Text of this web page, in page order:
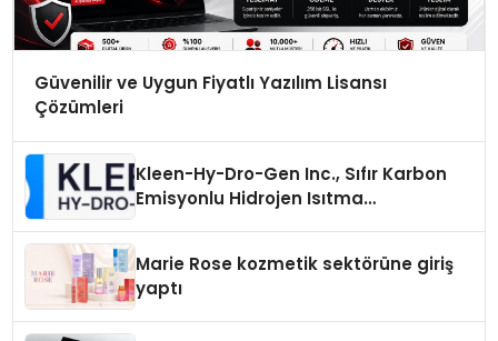
Güvenilir ve Uygun Fiyatlı Yazılım Lisansı
Çözümleri
Kleen-Hy-Dro-Gen Inc., Sıfır Karbon
Emisyonlu Hidrojen Isıtma
Marie Rose kozmetik sektörüne giriş
yaptı